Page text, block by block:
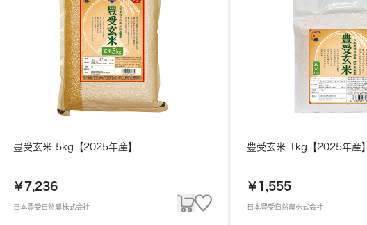
豊受玄米 5kg【2025年産】
￥7,236
日本豊受自然農株式会社
豊受玄米 1kg【2025年産】
￥1,555
日本豊受自然農株式会社